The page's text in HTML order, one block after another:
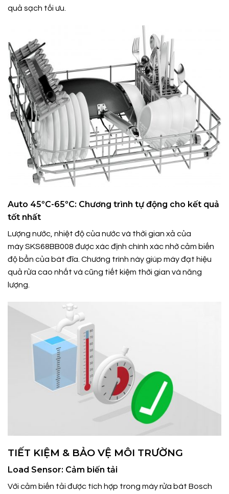
quả sạch tối ưu.
Auto 45ºC-65ºC: Chương trình tự động cho kết quả
tốt nhất
Lượng nước, nhiệt độ của nước và thời gian xả của
máy SKS68BB008 được xác định chính xác nhờ cảm biến
độ bẩn của bát đĩa. Chương trình này giúp máy đạt hiệu
quả rửa cao nhất và cũng tiết kiệm thời gian và năng
lượng.
TIẾT KIỆM & BẢO VỆ MÔI TRƯỜNG
Load Sensor: Cảm biến tải
Với cảm biến tải được tích hợp trong máy rửa bát Bosch